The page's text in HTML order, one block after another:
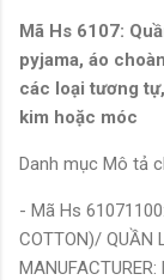
Mã Hs 6107:
pyjama, áo
các loại tương
kim hoặc móc
Danh mục Mô tả
- Mã Hs
COTTON)/ QUẦN